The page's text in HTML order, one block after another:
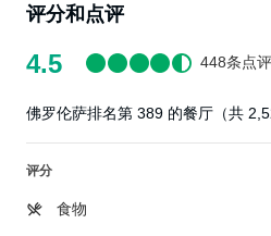
评分和点评
4.5 448条点评
佛罗伦萨排名第 389 的餐厅（共
评分
食物